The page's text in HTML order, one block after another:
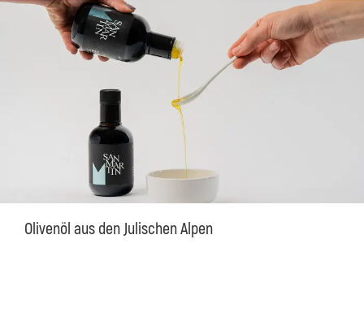
Olivenöl aus den Julischen Alpen